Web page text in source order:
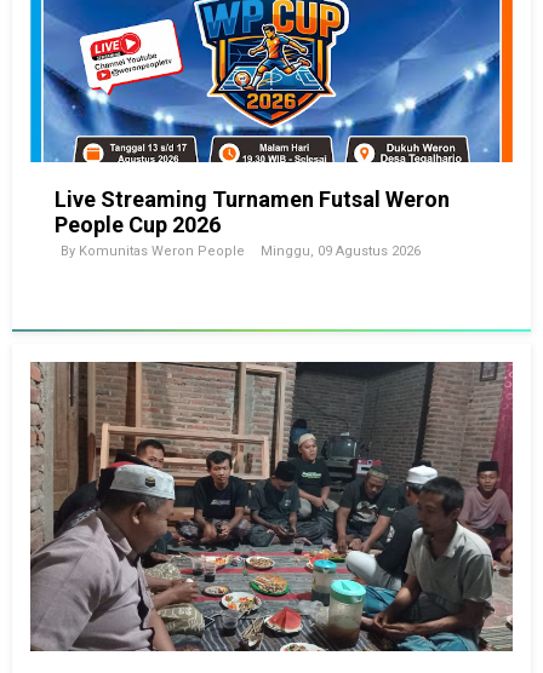
Live Streaming Turnamen Futsal Weron
People Cup 2026
By Komunitas Weron People Minggu, 09 Agustus 2026